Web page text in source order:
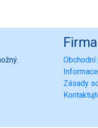
Firma
Zásady